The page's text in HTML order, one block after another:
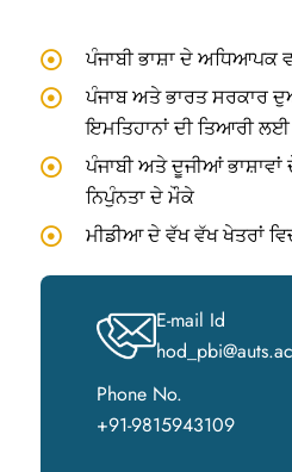
ਪੰਜਾਬੀ ਭਾਸ਼ਾ ਦੇ
ਪੰਜਾਬ ਅਤੇ ਭਾਰਤ ਸਰਕਾਰ
ਇਮਤਿਹਾਨਾਂ ਦੀ ਤਿਆਰੀ
ਪੰਜਾਬੀ ਅਤੇ ਦੂਜੀਆਂ
ਨਿਪੁੰਨਤਾ ਦੇ ਮੌਕੇ
ਮੀਡੀਆ ਦੇ ਵੱਖ ਵੱਖ ਖੇਤਰਾਂ
E-mail Id
Phone No.
+91-9815943109